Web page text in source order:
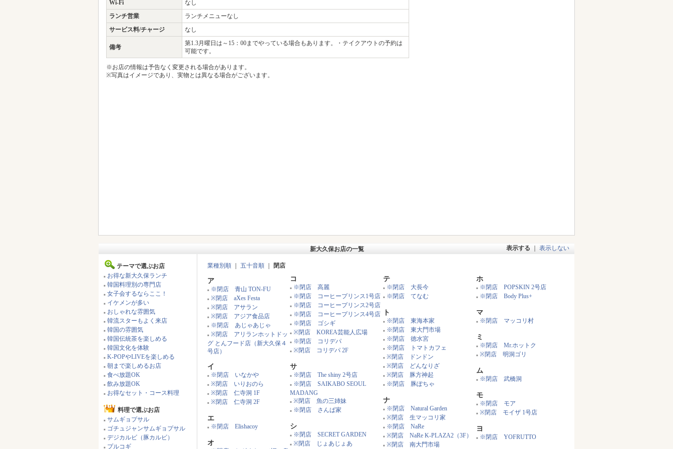
Wi-Fi
なし
ランチ営業
ランチメニューなし
サービス料/チャージ
なし
備考
第1.3月曜日は～15：00までやっている場合もあります。・テイクアウトの予約は
可能です。
※お店の情報は予告なく変更される場合があります。
※写真はイメージであり、実物とは異なる場合がございます。
新大久保お店の一覧 表示する 表示しない
テーマで選ぶお店
■ お得な新大久保ランチ
■ 韓国料理別の専門店
■ 女子会するならここ！
■ イケメンが多い
■ おしゃれな雰囲気
■ 韓流スターもよく来店
■ 韓国の雰囲気
■ 韓国伝統茶を楽しめる
■ 韓国文化を体験
■ K-POPやLIVEを楽しめる
■ 朝まで楽しめるお店
■ 食べ放題OK
■ 飲み放題OK
■ お得なセット・コース料理
料理で選ぶお店
■ サムギョプサル
■ ゴチュジャンサムギョプサル
■ デジカルビ（豚カルビ）
■ プルコギ
業種別順 五十音順 閉店
ア
■ ※閉店 青山 TON-FU
■ ※閉店 aXes Festa
■ ※閉店 アサラン
■ ※閉店 アジア食品店
■ ※閉店 あじゃあじゃ
■ ※閉店 アリランホットドッ
グ とんフード店（新大久保４
号店）
イ
■ ※閉店 いなかや
■ ※閉店 いりおのら
■ ※閉店 仁寺洞 1F
■ ※閉店 仁寺洞 2F
エ
■ ※閉店 Elishacoy
オ
コ
■ ※閉店 高麗
■ ※閉店 コーヒープリンス1号店
■ ※閉店 コーヒープリンス2号店
■ ※閉店 コーヒープリンス4号店
■ ※閉店 ゴシギ
■ ※閉店 KOREA芸能人広場
■ ※閉店 コリデパ
■ ※閉店 コリデパ 2F
サ
■ ※閉店 The shiny 2号店
■
※閉店 SAIKABO SEOUL
MADANG
■ ※閉店 魚の三姉妹
■ ※閉店 さんぱ家
シ
■ ※閉店 SECRET GARDEN
■ ※閉店 じょあじょあ
テ
■ ※閉店 大長今
■ ※閉店 てなむ
ト
■ ※閉店 東海本家
■ ※閉店 東大門市場
■ ※閉店 徳水宮
■ ※閉店 トマトカフェ
■ ※閉店 ドンドン
■ ※閉店 どんなりざ
■ ※閉店 豚方神起
■ ※閉店 豚ぽちゃ
ナ
■ ※閉店 Natural Garden
■ ※閉店 生マッコリ家
■ ※閉店 NaRe
■ ※閉店 NaRe K-PLAZA2（3F）
■ ※閉店 南大門市場
ホ
■ ※閉店 POPSKIN 2号店
■ ※閉店 Body Plus+
マ
■ ※閉店 マッコリ村
ミ
■ ※閉店 Mr.ホットク
■ ※閉店 明洞ゴリ
ム
■ ※閉店 武橋洞
モ
■ ※閉店 モア
■ ※閉店 モイザ 1号店
ヨ
■ ※閉店 YOFRUTTO